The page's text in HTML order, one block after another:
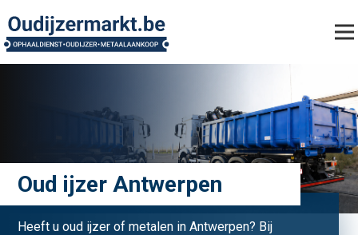
Oud ijzer Antwerpen
Heeft u oud ijzer of metalen in Antwerpen? Bij